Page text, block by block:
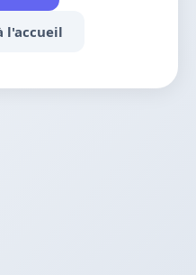
l'accueil